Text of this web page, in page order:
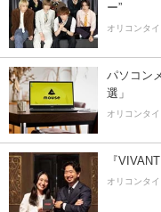
ー”
オリコンタ
パソコン
選」
オリコンタ
『
オリコンタ